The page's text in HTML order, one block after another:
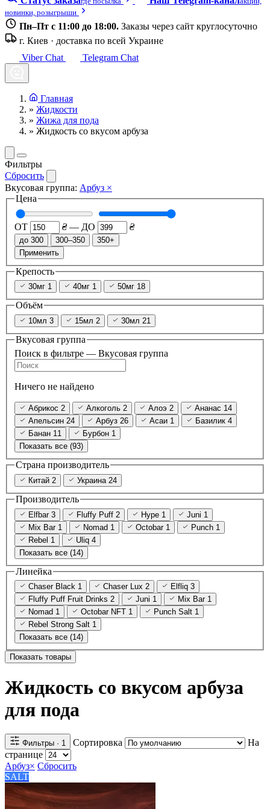
новинки, розыгрыши
Пн–Пт с 11:00 до 18:00. Заказы через сайт круглосуточно
г. Киев · доставка по всей Украине
Viber Chat
Telegram Chat
Главная
» Жидкости
» Жижа для пода
» Жидкость со вкусом арбуза
Фильтры
Сбросить
Вкусовая группа: Арбуз ×
Цена
ОТ ₴ — ДО ₴
до 300 300–350
350+
Применить
Крепость
30мг 1 40мг 1 50мг 18
Объём
10мл 3 15мл 2 30мл 21
Вкусовая группа
Поиск в фильтре — Вкусовая группа
Ничего не найдено
Абрикос 2 Алкоголь 2 Алоэ 2 Ананас 14
Апельсин 24 Арбуз 26 Асаи 1 Базилик 4
Банан 11 Бурбон 1
Показать все (93)
Страна производитель
Китай 2 Украина 24
Производитель
Elfbar 3 Fluffy Puff 2 Hype 1 Juni 1
Mix Bar 1 Nomad 1 Octobar 1 Punch 1
Rebel 1 Uliq 4
Показать все (14)
Линейка
Chaser Black 1 Chaser Lux 2 Elfliq 3
Fluffy Puff Fruit Drinks 2 Juni 1 Mix Bar 1
Nomad 1 Octobar NFT 1 Punch Salt 1
Rebel Strong Salt 1
Показать все (14)
Показать товары
Жидкость со вкусом арбуза
для пода
Фильтры · 1 Сортировка
На
странице
Арбуз× Сбросить
SALT